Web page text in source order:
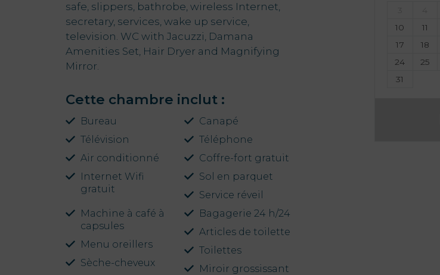
safe, slippers, bathrobe, wireless Internet,
secretary, services, wake up service,
television. WC with Jacuzzi, Damana
Amenities Set, Hair Dryer and Magnifying
Mirror.
Cette chambre inclut :
Bureau
Canapé
Télévision
Téléphone
Air conditionné
Coffre-fort gratuit
Internet Wifi
gratuit
Sol en parquet
Service réveil
Bagagerie 24 h/24
Machine à café à
capsules
Articles de toilette
Menu oreillers
Toilettes
Sèche-cheveux
Miroir grossissant
10
11
17
18
24
25
31